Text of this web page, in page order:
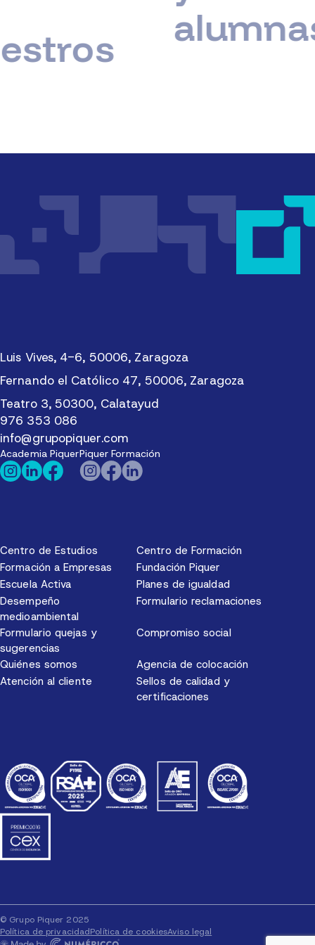
Luis Vives, 4-6, 50006, Zaragoza
Fernando el Católico 47, 50006, Zaragoza
Teatro 3, 50300, Calatayud
976 353 086
info@grupopiquer.com
Academia PiquerPiquer Formación
Centro de Estudios
Centro de Formación
Formación a Empresas
Fundación Piquer
Escuela Activa
Planes de igualdad
Desempeño
medioambiental
Formulario reclamaciones
Formulario quejas y
sugerencias
Compromiso social
Quiénes somos
Agencia de colocación
Atención al cliente
Sellos de calidad y
certificaciones
© Grupo Piquer 2025
Política de privacidadPolítica de cookiesAviso legal